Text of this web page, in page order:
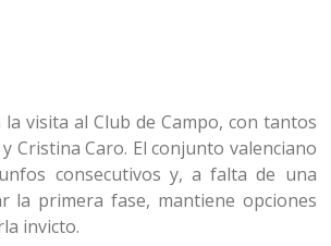
visita al Club de Campo, con tantos
Cristina Caro. El conjunto valenciano
consecutivos y, a falta de una
la primera fase, mantiene opciones
invicto.